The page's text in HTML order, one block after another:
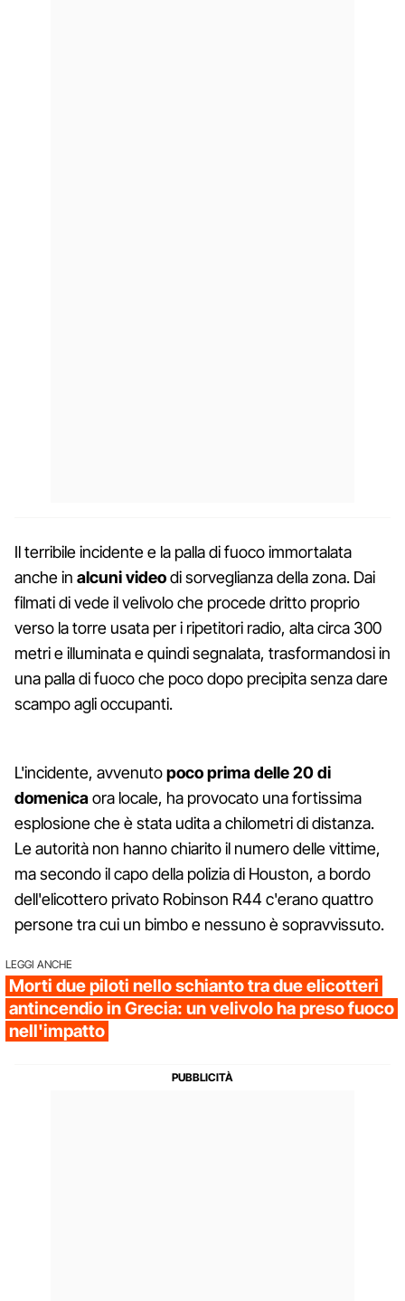
Il terribile incidente e la palla di fuoco immortalata
anche in alcuni videodi sorveglianza della zona. Dai
filmati di vede il velivolo che procede dritto proprio
verso la torre usata per i ripetitori radio, alta circa 300
metri e illuminata e quindi segnalata, trasformandosi in
una palla di fuoco che poco dopo precipita senza dare
scampo agli occupanti.
L'incidente, avvenutopoco prima delle 20 di
domenicaora locale, ha provocato una fortissima
esplosione che è stata udita a chilometri di distanza.
Le autorità non hanno chiarito il numero delle vittime,
ma secondo il capo della polizia di Houston, a bordo
dell'elicottero privato Robinson R44 c'erano quattro
persone tra cui un bimbo e nessuno è sopravvissuto.
LEGGI ANCHE
Morti due piloti nello schianto tra due elicotteri
antincendio in Grecia: un velivolo ha preso fuoco
nell'impatto